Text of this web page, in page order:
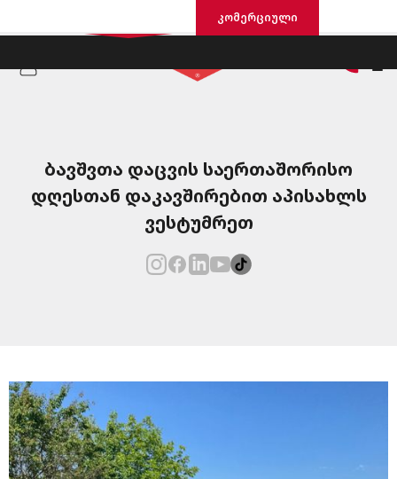
კომერციული
ბავშვთა დაცვის საერთაშორისო
დღესთან დაკავშირებით აპისახლს
ვესტუმრეთ